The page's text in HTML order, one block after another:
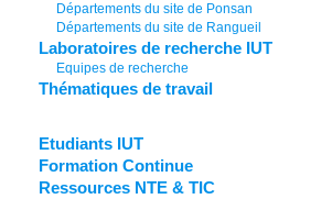
Départements du site de Ponsan
Départements du site de Rangueil
Laboratoires de recherche IUT
Equipes de recherche
Thématiques de travail
Etudiants IUT
Formation Continue
Ressources NTE & TIC